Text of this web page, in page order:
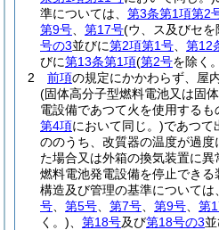
準については、 第3条第1項第2
第9号
第17号(ウ、ス及びセを
号の3並びに第2項第1号 第12
びに第13条第1項(第2号を除く
2
前項の規定にかかわらず、屋
(固体高分子型燃料電池又は固
電設備であつて火を使用する
第4項において同じ。)であつて
ののうち、改質器の温度が過
た場合又は外箱の換気装置に
燃料電池発電設備を停止できる
構造及び管理の基準については、
号
第5号 第7号 第9号 第
く。)
第18号及び第18号の3